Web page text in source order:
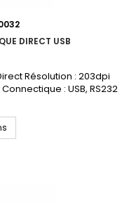
DIRECT USB
Résolution : 203dpi
: USB, RS232
votre devis